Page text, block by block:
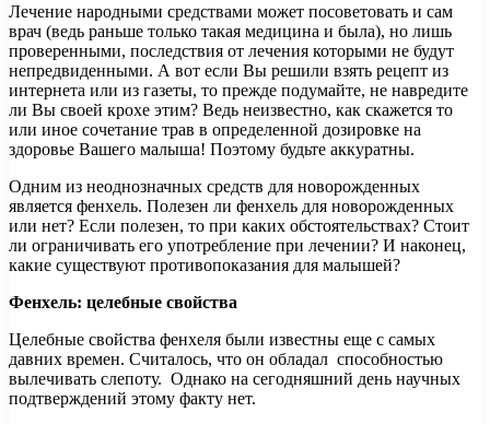
Лечение народными средствами может посоветовать и сам
врач (ведь раньше только такая медицина и была), но лишь
проверенными, последствия от лечения которыми не будут
непредвиденными. А вот если Вы решили взять рецепт из
интернета или из газеты, то прежде подумайте, не навредите
ли Вы своей крохе этим? Ведь неизвестно, как скажется то
или иное сочетание трав в определенной дозировке на
здоровье Вашего малыша! Поэтому будьте аккуратны.
Одним из неоднозначных средств для новорожденных
является фенхель. Полезен ли фенхель для новорожденных
или нет? Если полезен, то при каких обстоятельствах? Стоит
ли ограничивать его употребление при лечении? И наконец,
какие существуют противопоказания для малышей?
Фенхель: целебные свойства
Целебные свойства фенхеля были известны еще с самых
давних времен. Считалось, что он обладал способностью
вылечивать слепоту. Однако на сегодняшний день научных
подтверждений этому факту нет.